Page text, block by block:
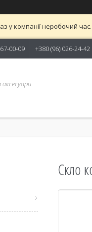
у компанії неробочий
00-09 +380 (96) 026-24-42
Скло